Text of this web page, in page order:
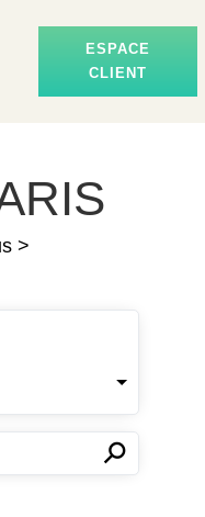
ESPACE
CLIENT
>
✕⚲